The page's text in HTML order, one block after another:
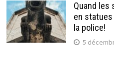
Quand
en
la police!
5